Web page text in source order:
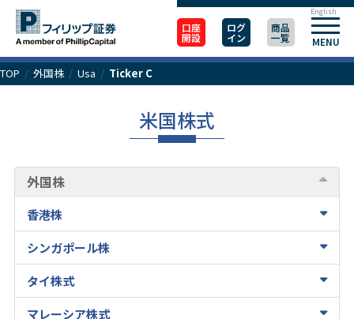
口座
開設
ログ
イン
商品
一覧 MENU
English
TOP / 外国株/ Usa / Ticker C
米国株式
外国株
香港株
シンガポール株
タイ株式
マレーシア株式